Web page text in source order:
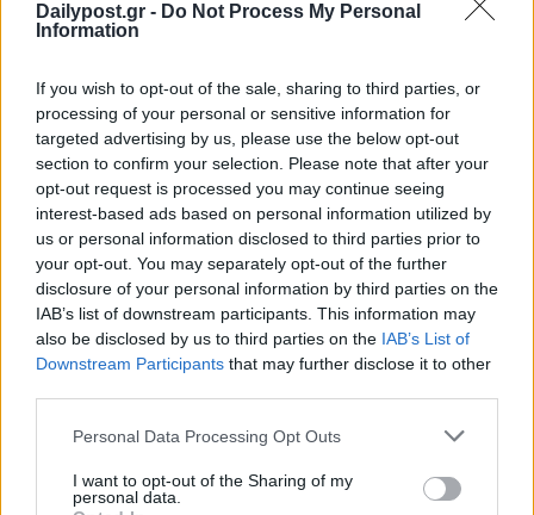
Dailypost.gr - Do Not Process My Personal
Information
If you wish to opt-out of the sale, sharing to third parties, or
processing of your personal or sensitive information for
targeted advertising by us, please use the below opt-out
section to confirm your selection. Please note that after your
opt-out request is processed you may continue seeing
interest-based ads based on personal information utilized by
us or personal information disclosed to third parties prior to
your opt-out. You may separately opt-out of the further
disclosure of your personal information by third parties on the
IAB’s list of downstream participants. This information may
also be disclosed by us to third parties on the IAB’s List of
Downstream Participants that may further disclose it to other
Personal Data Processing Opt Outs
I want to opt-out of the Sharing of my
personal data.